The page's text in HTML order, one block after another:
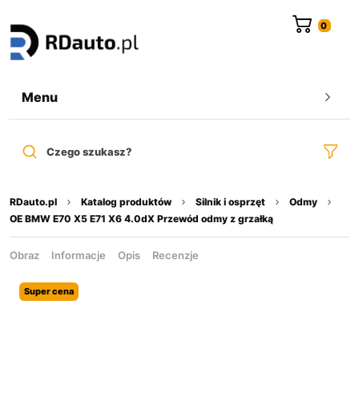
Menu
Czego szukasz?
RDauto.pl Katalog produktów Silnik i osprzęt
Odmy
OE BMW E70 X5 E71 X6 4.0dX Przewód odmy z grzałką
Obraz Informacje Opis Recenzje
Super cena